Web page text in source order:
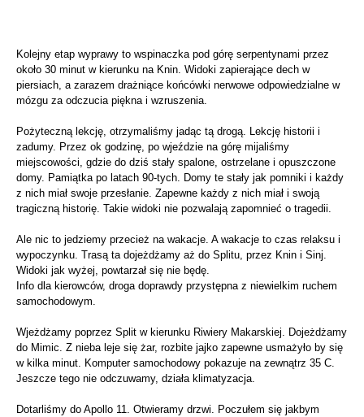
Kolejny etap wyprawy to wspinaczka pod górę serpentynami przez
około 30 minut w kierunku na Knin. Widoki zapierające dech w
piersiach, a zarazem drażniące końcówki nerwowe odpowiedzialne w
mózgu za odczucia piękna i wzruszenia.
Pożyteczną lekcję, otrzymaliśmy jadąc tą drogą. Lekcję historii i
zadumy. Przez ok godzinę, po wjeździe na górę mijaliśmy
miejscowości, gdzie do dziś stały spalone, ostrzelane i opuszczone
domy. Pamiątka po latach 90-tych. Domy te stały jak pomniki i każdy
z nich miał swoje przesłanie. Zapewne każdy z nich miał i swoją
tragiczną historię. Takie widoki nie pozwalają zapomnieć o tragedii.
Ale nic to jedziemy przecież na wakacje. A wakacje to czas relaksu i
wypoczynku. Trasą ta dojeżdżamy aż do Splitu, przez Knin i Sinj.
Widoki jak wyżej, powtarzał się nie będę.
Info dla kierowców, droga doprawdy przystępna z niewielkim ruchem
samochodowym.
Wjeżdżamy poprzez Split w kierunku Riwiery Makarskiej. Dojeżdżamy
do Mimic. Z nieba leje się żar, rozbite jajko zapewne usmażyło by się
w kilka minut. Komputer samochodowy pokazuje na zewnątrz 35 C.
Jeszcze tego nie odczuwamy, działa klimatyzacja.
Dotarliśmy do Apollo 11. Otwieramy drzwi. Poczułem się jakbym